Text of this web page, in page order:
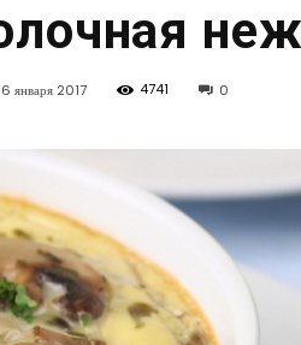
рецепты,
января 2017 4741 0